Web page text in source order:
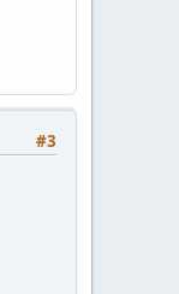
#3